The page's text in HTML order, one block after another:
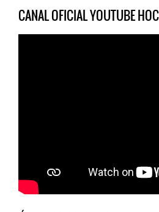
CANAL OFICIAL YOUTUBE